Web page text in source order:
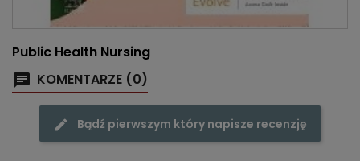
Public Health Nursing
KOMENTARZE (0)
Bądź pierwszym który napisze recenzję